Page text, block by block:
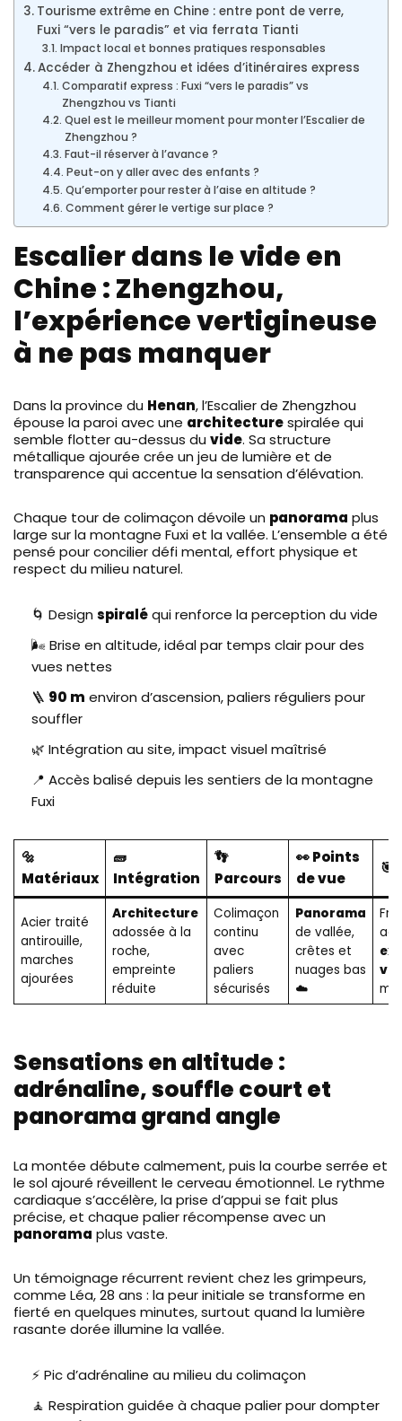
Tourisme extrême en Chine : entre pont de verre,
Fuxi “vers le paradis” et via ferrata Tianti
Impact local et bonnes pratiques responsables
Accéder à Zhengzhou et idées d’itinéraires express
Comparatif express : Fuxi “vers le paradis” vs
Zhengzhou vs Tianti
Quel est le meilleur moment pour monter l’Escalier de
Zhengzhou ?
Faut-il réserver à l’avance ?
Peut-on y aller avec des enfants ?
Qu’emporter pour rester à l’aise en altitude ?
Comment gérer le vertige sur place ?
Escalier dans le vide en
Chine : Zhengzhou,
l’expérience vertigineuse
à ne pas manquer
Dans la province du Henan, l’Escalier de Zhengzhou
épouse la paroi avec une architecturespiralée qui
semble flotter au-dessus du vide. Sa structure
métallique ajourée crée un jeu de lumière et de
transparence qui accentue la sensation d’élévation.
Chaque tour de colimaçon dévoile un panorama plus
large sur la montagne Fuxi et la vallée. L’ensemble a été
pensé pour concilier défi mental, effort physique et
respect du milieu naturel.
🌀 Design spiraléqui renforce la perception du vide
🌬️ Brise en altitude, idéal par temps clair pour des
vues nettes
🪜 90 m environ d’ascension, paliers réguliers pour
souffler
🌿 Intégration au site, impact visuel maîtrisé
📍 Accès balisé depuis les sentiers de la montagne
Fuxi
🔩
Matériaux
🧱
Intégration
👣
Parcours
👀 Points
de vue
🎯
Acier traité
antirouille,
marches
ajourées
Architecture
adossée à la
roche,
empreinte
réduite
Colimaçon
continu
avec
paliers
sécurisés
Panorama
de vallée,
crêtes et
nuages bas
☁️
Sensations en altitude :
adrénaline, souffle court et
panorama grand angle
La montée débute calmement, puis la courbe serrée et
le sol ajouré réveillent le cerveau émotionnel. Le rythme
cardiaque s’accélère, la prise d’appui se fait plus
précise, et chaque palier récompense avec un
panorama plus vaste.
Un témoignage récurrent revient chez les grimpeurs,
comme Léa, 28 ans : la peur initiale se transforme en
fierté en quelques minutes, surtout quand la lumière
rasante dorée illumine la vallée.
⚡ Pic d’adrénaline au milieu du colimaçon
🧘 Respiration guidée à chaque palier pour dompter